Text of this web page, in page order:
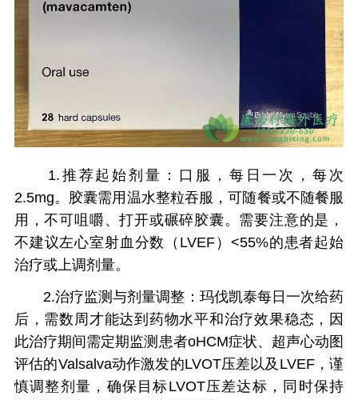
1.推荐起始剂量：口服，每日一次，每次
2.5mg。胶囊需用温水整粒吞服，可随餐或不随餐服
用，不可咀嚼、打开或碾碎胶囊。需要注意的是，
不建议左心室射血分数（LVEF）<55%的患者起始
治疗或上调剂量。
2.治疗监测与剂量调整：玛伐凯泰每日一次给药
后，需数周才能达到药物水平和治疗效果稳态，因
此治疗期间需定期监测患者oHCM症状、超声心动图
评估的Valsalva动作激发的LVOT压差以及LVEF，谨
慎调整剂量，确保目标LVOT压差达标，同时保持